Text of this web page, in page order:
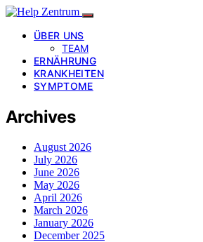
ÜBER UNS
TEAM
ERNÄHRUNG
KRANKHEITEN
SYMPTOME
Archives
August 2026
July 2026
June 2026
May 2026
April 2026
March 2026
January 2026
December 2025